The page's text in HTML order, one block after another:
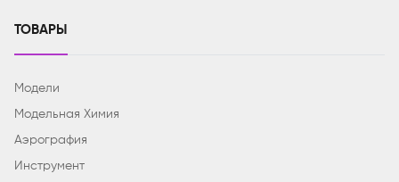
ТОВАРЫ
Модели
Модельная Химия
Аэрография
Инструмент